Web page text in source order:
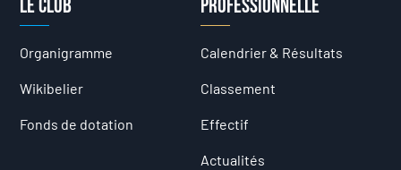
Le club
Organigramme
Wikibelier
Fonds de dotation
professionnelle
Calendrier & Résultats
Classement
Effectif
Actualités